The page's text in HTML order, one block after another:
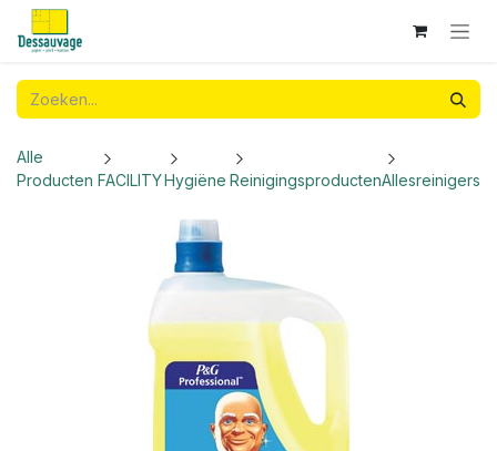
Overslaan naar inhoud
Alle
Producten FACILITYHygiëne ReinigingsproductenAllesreinigers